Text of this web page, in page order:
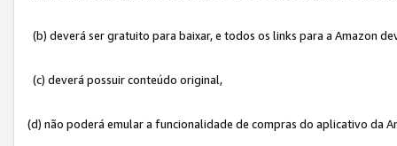
(b) deverá ser gratuito para baixar, e todos os links para a Amazon
(c) deverá possuir conteúdo original,
(d) não poderá emular a funcionalidade de compras do aplicativo da